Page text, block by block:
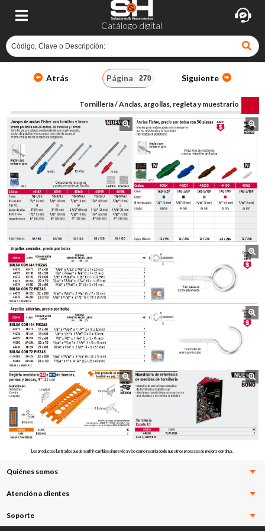
Catálogo digital
Atrás Página Siguiente
Tornillería / Anclas, argollas, regleta y muestrario
Los productos ilustrados pueden sufrir cambios sin previo aviso como resultado de nuestros procesos de mejora continua.
Quiénes somos
Atención a clientes
Soporte